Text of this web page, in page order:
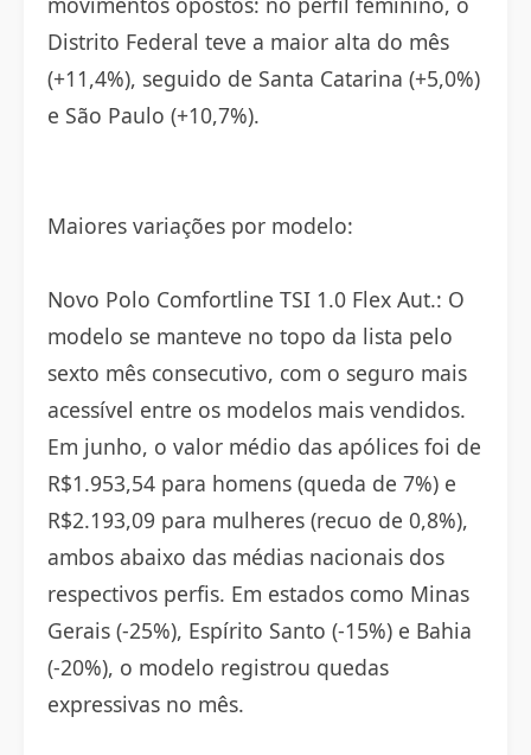
Distrito Federal teve a maior alta do mês
(+11,4%), seguido de Santa Catarina (+5,0%)
e São Paulo (+10,7%).
Maiores variações por modelo:
Novo Polo Comfortline TSI 1.0 Flex Aut.: O
modelo se manteve no topo da lista pelo
sexto mês consecutivo, com o seguro mais
acessível entre os modelos mais vendidos.
Em junho, o valor médio das apólices foi de
R$1.953,54 para homens (queda de 7%) e
R$2.193,09 para mulheres (recuo de 0,8%),
ambos abaixo das médias nacionais dos
respectivos perfis. Em estados como Minas
Gerais (-25%), Espírito Santo (-15%) e Bahia
(-20%), o modelo registrou quedas
expressivas no mês.